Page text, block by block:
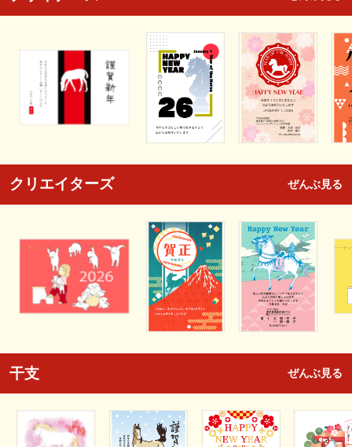
クリエイターズ ぜんぶ見る
干支 ぜんぶ見る